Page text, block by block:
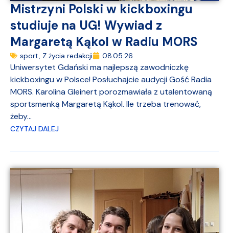
Mistrzyni Polski w kickboxingu
studiuje na UG! Wywiad z
Margaretą Kąkol w Radiu MORS
sport, Z życia redakcji 08.05.26
Uniwersytet Gdański ma najlepszą zawodniczkę
kickboxingu w Polsce! Posłuchajcie audycji Gość Radia
MORS. Karolina Gleinert porozmawiała z utalentowaną
sportsmenką Margaretą Kąkol. Ile trzeba trenować,
żeby...
CZYTAJ DALEJ